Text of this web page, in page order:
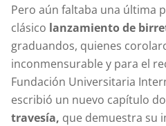
Pero aún faltaba una última
clásico lanzamiento de
graduandos, quienes
inconmensurable y para el
Fundación Universitaria
escribió un nuevo capítulo
travesía, que demuestra su